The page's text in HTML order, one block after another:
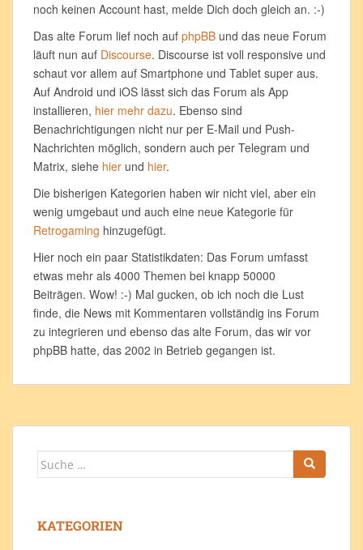
noch keinen Account hast, melde Dich doch gleich an. :-)
Das alte Forum lief noch auf phpBB und das neue Forum
läuft nun auf Discourse. Discourse ist voll responsive und
schaut vor allem auf Smartphone und Tablet super aus.
Auf Android und iOS lässt sich das Forum als App
installieren, hier mehr dazu. Ebenso sind
Benachrichtigungen nicht nur per E-Mail und Push-
Nachrichten möglich, sondern auch per Telegram und
Matrix, siehe hier und hier.
Die bisherigen Kategorien haben wir nicht viel, aber ein
wenig umgebaut und auch eine neue Kategorie für
Retrogaming hinzugefügt.
Hier noch ein paar Statistikdaten: Das Forum umfasst
etwas mehr als 4000 Themen bei knapp 50000
Beiträgen. Wow! :-) Mal gucken, ob ich noch die Lust
finde, die News mit Kommentaren vollständig ins Forum
zu integrieren und ebenso das alte Forum, das wir vor
phpBB hatte, das 2002 in Betrieb gegangen ist.
Suche
KATEGORIEN